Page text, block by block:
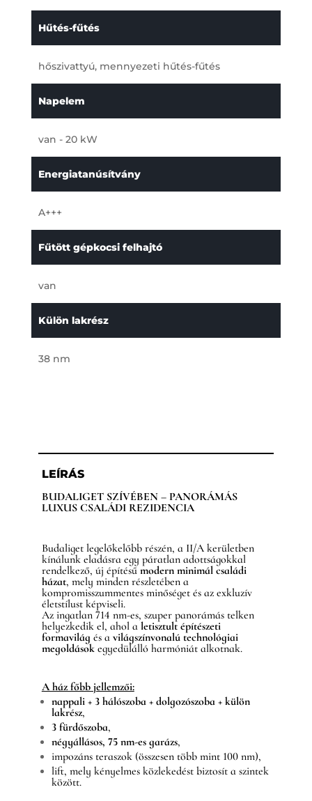
Hűtés-fűtés
hőszivattyú, mennyezeti hűtés-fűtés
Napelem
van - 20 kW
Energiatanúsítvány
A+++
Fűtött gépkocsi felhajtó
van
Külön lakrész
38 nm
LEÍRÁS
BUDALIGET SZÍVÉBEN – PANORÁMÁS
LUXUS CSALÁDI REZIDENCIA
Budaliget legelőkelőbb részén, a II/A kerületben
kínálunk eladásra egy páratlan adottságokkal
rendelkező, új építésű modern minimál családi
házat, mely minden részletében a
kompromisszummentes minőséget és az exkluzív
életstílust képviseli.
Az ingatlan 714 nm-es, szuper panorámás telken
helyezkedik el, ahol a letisztult építészeti
formavilág és a világszínvonalú technológiai
megoldásokegyedülálló harmóniát alkotnak.
A ház főbb jellemzői:
nappali + 3 hálószoba + dolgozószoba + külön
lakrész,
3 fürdőszoba,
négyállásos, 75 nm-es garázs,
impozáns teraszok (összesen több mint 100 nm),
lift, mely kényelmes közlekedést biztosít a szintek
között.